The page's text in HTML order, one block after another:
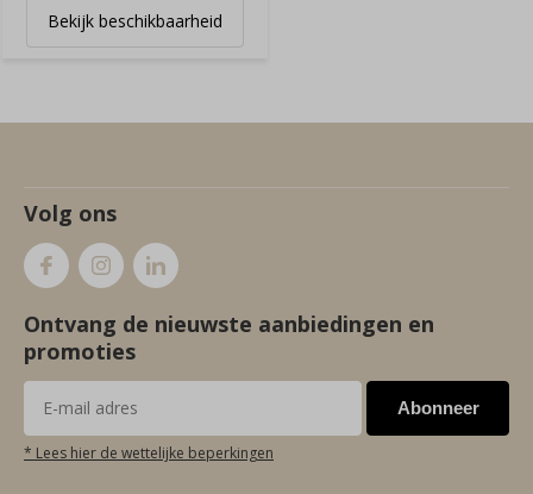
Bekijk beschikbaarheid
Volg ons
Ontvang de nieuwste aanbiedingen en
promoties
Abonneer
* Lees hier de wettelijke beperkingen